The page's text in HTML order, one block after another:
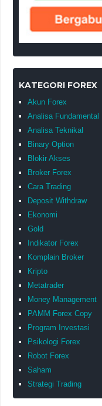
KATEGORI FOREX
Akun Forex
Analisa Fundamental
Analisa Teknikal
Binary Option
Blokir Akses
Broker Forex
Cara Trading
Deposit Withdraw
Ekonomi
Gold
Indikator Forex
Komplain Broker
Kripto
Metatrader
Money Management
PAMM Forex Copy
Program Investasi
Psikologi Forex
Robot Forex
Saham
Strategi Trading